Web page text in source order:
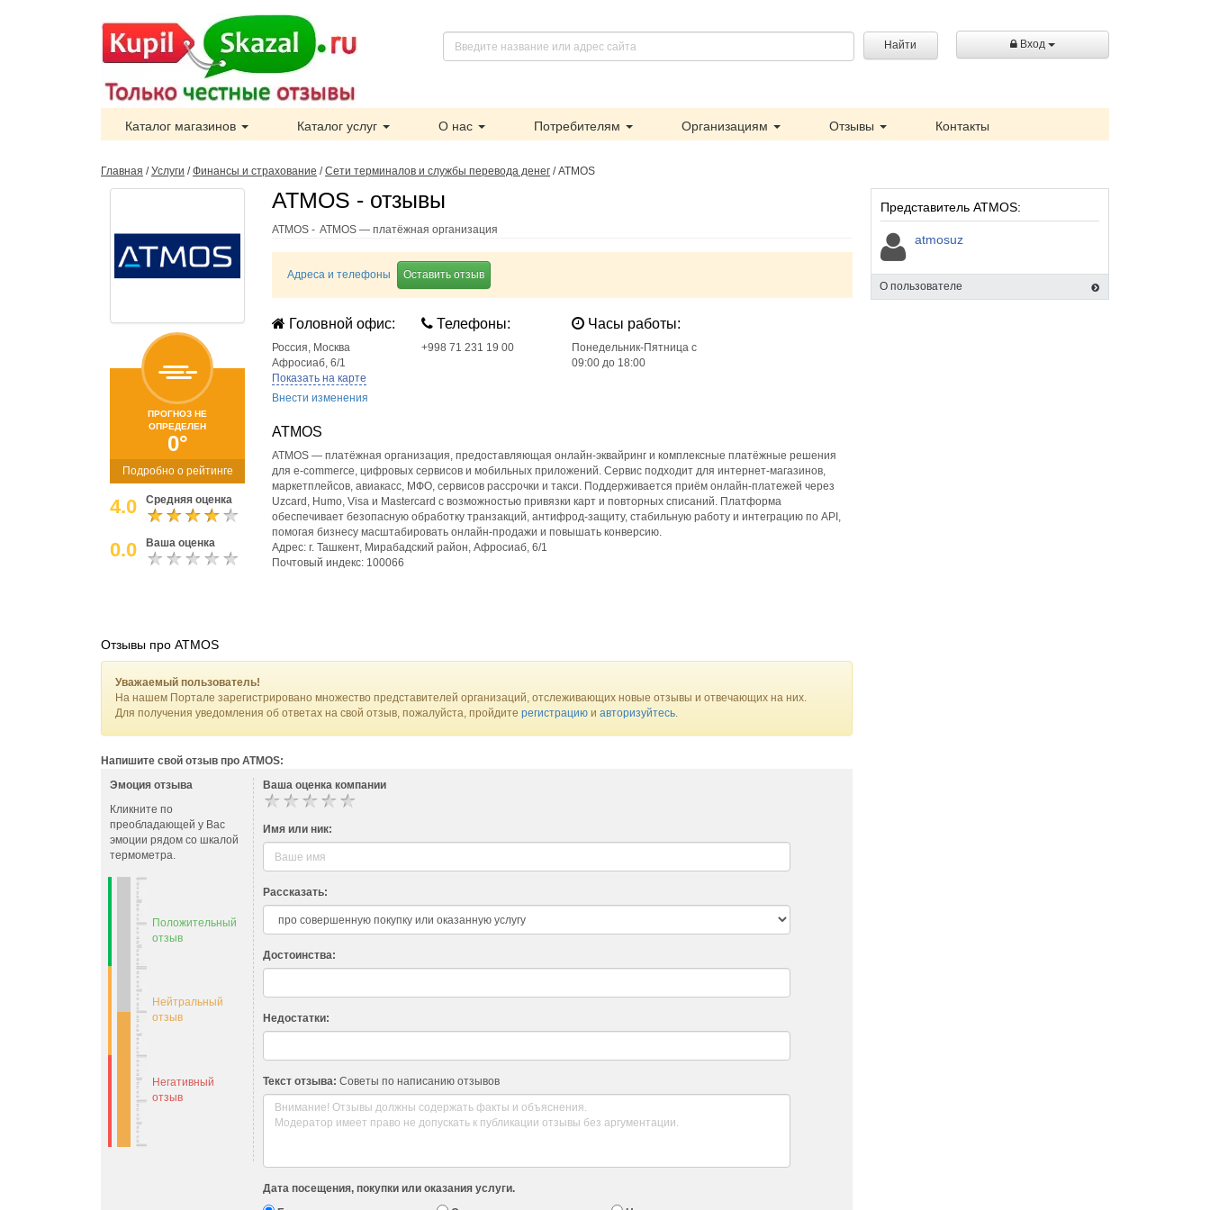
Найти Вход
Каталог магазинов Каталог услуг О нас Потребителям Организациям Отзывы Контакты
Главная /Услуги /Финансы и страхование /Сети терминалов и службы перевода денег /ATMOS
ПРОГНОЗ НЕ
ОПРЕДЕЛЕН
0°
Подробно о рейтинге
4.0 Средняя оценка
0.0 Ваша оценка
ATMOS - отзывы
ATMOS - ATMOS — платёжная организация
Адреса и телефоны Оставить отзыв
Головной офис:
Россия, Москва
Афросиаб, 6/1
Показать на карте
Внести изменения
Телефоны:
+998 71 231 19 00
Часы работы:
Понедельник-Пятница с
09:00 до 18:00
ATMOS
ATMOS — платёжная организация, предоставляющая онлайн-эквайринг и комплексные платёжные решения
для e-commerce, цифровых сервисов и мобильных приложений. Сервис подходит для интернет-магазинов,
маркетплейсов, авиакасс, МФО, сервисов рассрочки и такси. Поддерживается приём онлайн-платежей через
Uzcard, Humo, Visa и Mastercard с возможностью привязки карт и повторных списаний. Платформа
обеспечивает безопасную обработку транзакций, антифрод-защиту, стабильную работу и интеграцию по API,
помогая бизнесу масштабировать онлайн-продажи и повышать конверсию.
Адрес: г. Ташкент, Мирабадский район, Афросиаб, 6/1
Почтовый индекс: 100066
Представитель ATMOS:
atmosuz
О пользователе
Отзывы про ATMOS
Уважаемый пользователь!
На нашем Портале зарегистрировано множество представителей организаций, отслеживающих новые отзывы и отвечающих на них.
Для получения уведомления об ответах на свой отзыв, пожалуйста, пройдите регистрацию и авторизуйтесь.
Напишите свой отзыв про ATMOS:
Эмоция отзыва
Кликните по
преобладающей у Вас
эмоции рядом со шкалой
термометра.
Положительный
отзыв
Нейтральный
отзыв
Негативный
отзыв
Ваша оценка компании
Имя или ник:
Рассказать:
Достоинства:
Недостатки:
Текст отзыва: Советы по написанию отзывов
Дата посещения, покупки или оказания услуги.